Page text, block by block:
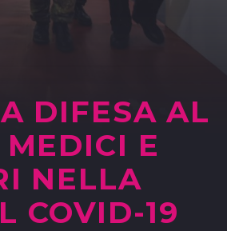
DIFESA AL
E
NELLA
COVID-19